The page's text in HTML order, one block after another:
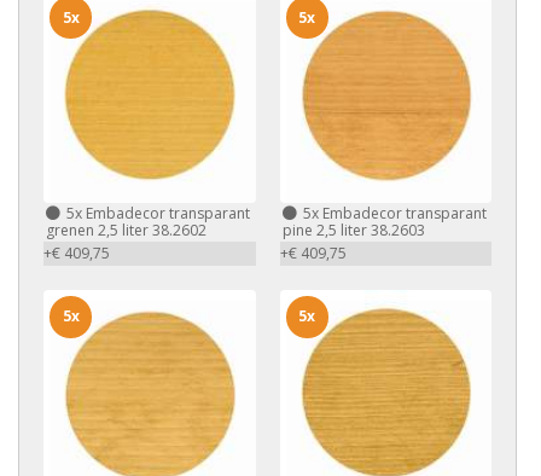
5x Embadecor transparant
grenen 2,5 liter 38.2602
+€ 409,75
5x
5xEmbadecor transparant
pine 2,5 liter 38.2603
+€ 409,75
5x
5x 5x